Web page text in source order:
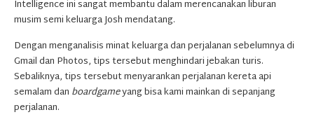
Intelligence ini sangat membantu dalam merencanakan liburan
musim semi keluarga Josh mendatang.
Dengan menganalisis minat keluarga dan perjalanan sebelumnya di
Gmail dan Photos, tips tersebut menghindari jebakan turis.
Sebaliknya, tips tersebut menyarankan perjalanan kereta api
semalam dan boardgameyang bisa kami mainkan di sepanjang
perjalanan.